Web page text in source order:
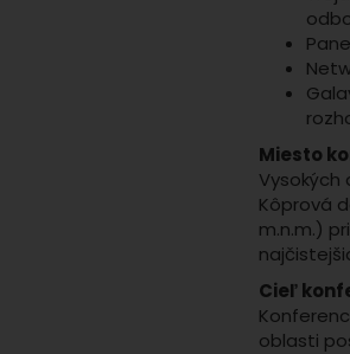
Miesto
Vysokých
Kôprová
m.n.m.)
Cieľ
oblasti